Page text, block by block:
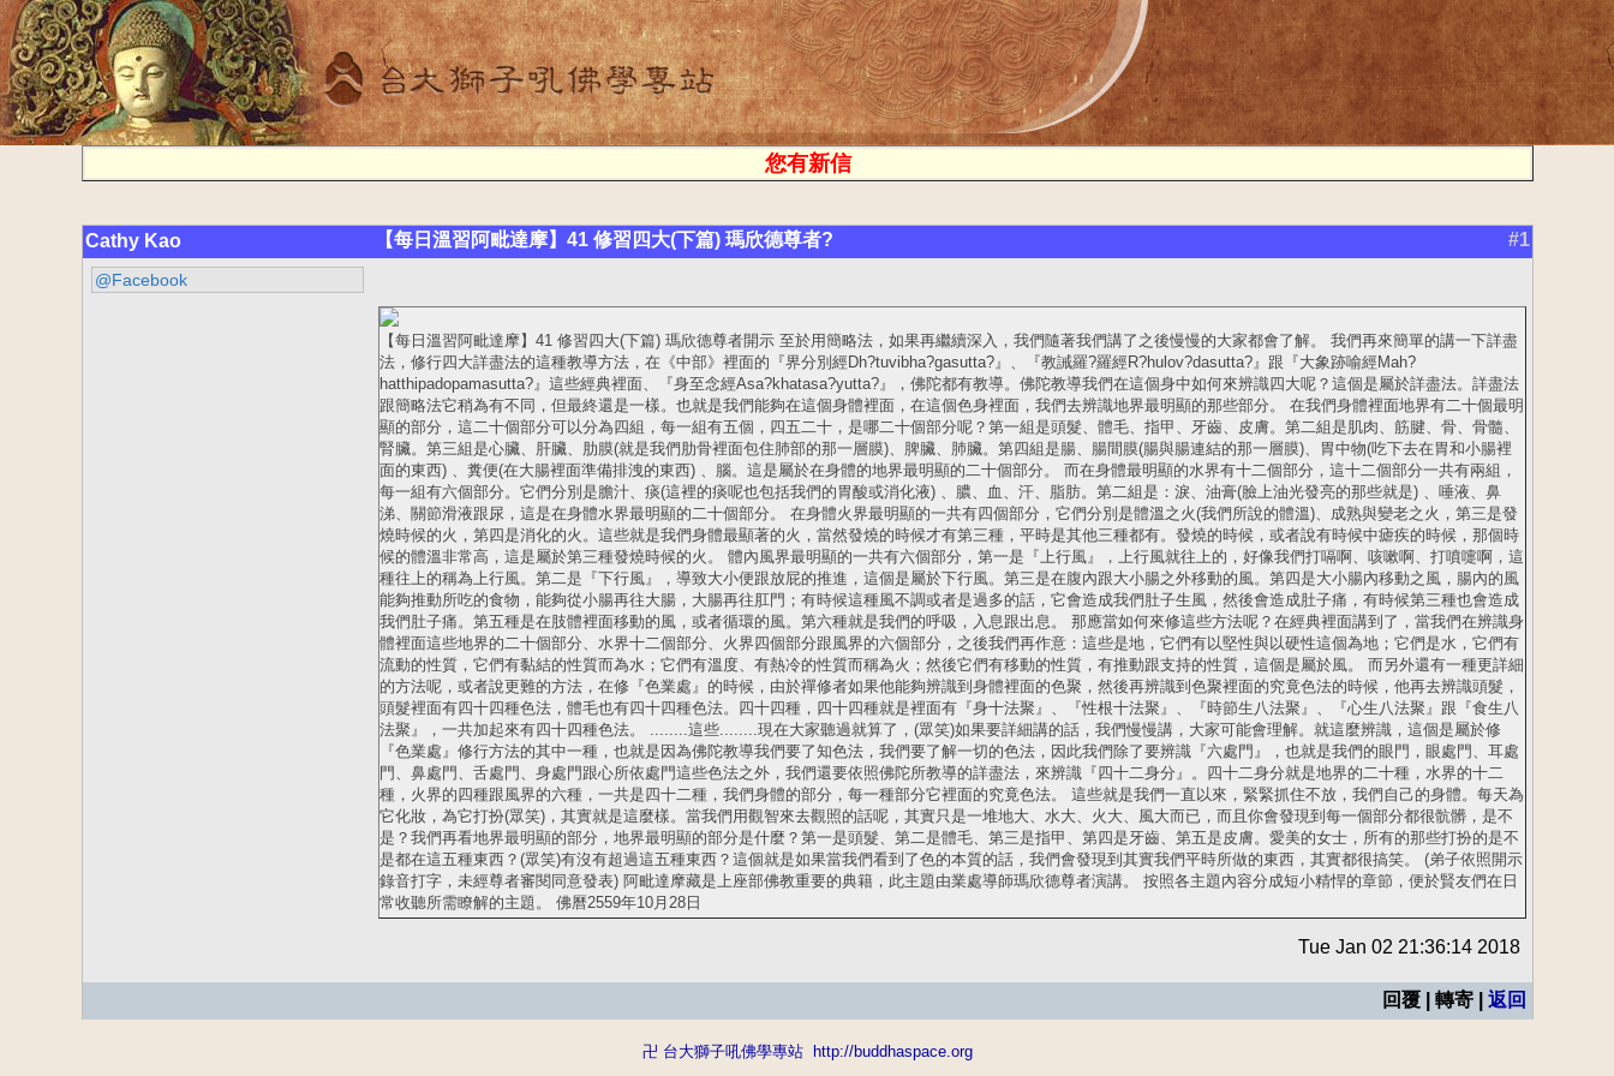
您有新信
Cathy Kao 【每日溫習阿毗達摩】41 修習四大(下篇) 瑪欣德尊者? #1
@Facebook
【每日溫習阿毗達摩】41 修習四大(下篇) 瑪欣德尊者開示 至於用簡略法，如果再繼續深入，我們隨著我們講了之後慢慢的大家都會了解。 我們再來簡單的講一下詳盡
法，修行四大詳盡法的這種教導方法，在《中部》裡面的『界分別經Dh?tuvibha?gasutta?』、『教誡羅?羅經R?hulov?dasutta?』跟『大象跡喻經Mah?
hatthipadopamasutta?』這些經典裡面、『身至念經Asa?khatasa?yutta?』，佛陀都有教導。佛陀教導我們在這個身中如何來辨識四大呢？這個是屬於詳盡法。詳盡法
跟簡略法它稍為有不同，但最終還是一樣。也就是我們能夠在這個身體裡面，在這個色身裡面，我們去辨識地界最明顯的那些部分。 在我們身體裡面地界有二十個最明
顯的部分，這二十個部分可以分為四組，每一組有五個，四五二十，是哪二十個部分呢？第一組是頭髮、體毛、指甲、牙齒、皮膚。第二組是肌肉、筋腱、骨、骨髓、
腎臟。第三組是心臟、肝臟、肋膜(就是我們肋骨裡面包住肺部的那一層膜)、脾臟、肺臟。第四組是腸、腸間膜(腸與腸連結的那一層膜)、胃中物(吃下去在胃和小腸裡
面的東西) 、糞便(在大腸裡面準備排洩的東西) 、腦。這是屬於在身體的地界最明顯的二十個部分。 而在身體最明顯的水界有十二個部分，這十二個部分一共有兩組，
每一組有六個部分。它們分別是膽汁、痰(這裡的痰呢也包括我們的胃酸或消化液) 、膿、血、汗、脂肪。第二組是：淚、油膏(臉上油光發亮的那些就是) 、唾液、鼻
涕、關節滑液跟尿，這是在身體水界最明顯的二十個部分。 在身體火界最明顯的一共有四個部分，它們分別是體溫之火(我們所說的體溫)、成熟與變老之火，第三是發
燒時候的火，第四是消化的火。這些就是我們身體最顯著的火，當然發燒的時候才有第三種，平時是其他三種都有。發燒的時候，或者說有時候中瘧疾的時候，那個時
候的體溫非常高，這是屬於第三種發燒時候的火。 體內風界最明顯的一共有六個部分，第一是『上行風』，上行風就往上的，好像我們打嗝啊、咳嗽啊、打噴嚏啊，這
種往上的稱為上行風。第二是『下行風』，導致大小便跟放屁的推進，這個是屬於下行風。第三是在腹內跟大小腸之外移動的風。第四是大小腸內移動之風，腸內的風
能夠推動所吃的食物，能夠從小腸再往大腸，大腸再往肛門；有時候這種風不調或者是過多的話，它會造成我們肚子生風，然後會造成肚子痛，有時候第三種也會造成
我們肚子痛。第五種是在肢體裡面移動的風，或者循環的風。第六種就是我們的呼吸，入息跟出息。 那應當如何來修這些方法呢？在經典裡面講到了，當我們在辨識身
體裡面這些地界的二十個部分、水界十二個部分、火界四個部分跟風界的六個部分，之後我們再作意：這些是地，它們有以堅性與以硬性這個為地；它們是水，它們有
流動的性質，它們有黏結的性質而為水；它們有溫度、有熱冷的性質而稱為火；然後它們有移動的性質，有推動跟支持的性質，這個是屬於風。 而另外還有一種更詳細
的方法呢，或者說更難的方法，在修『色業處』的時候，由於禪修者如果他能夠辨識到身體裡面的色聚，然後再辨識到色聚裡面的究竟色法的時候，他再去辨識頭髮，
頭髮裡面有四十四種色法，體毛也有四十四種色法。四十四種，四十四種就是裡面有『身十法聚』、『性根十法聚』、『時節生八法聚』、『心生八法聚』跟『食生八
法聚』，一共加起來有四十四種色法。 ........這些........現在大家聽過就算了，(眾笑)如果要詳細講的話，我們慢慢講，大家可能會理解。就這麼辨識，這個是屬於修
『色業處』修行方法的其中一種，也就是因為佛陀教導我們要了知色法，我們要了解一切的色法，因此我們除了要辨識『六處門』，也就是我們的眼門，眼處門、耳處
門、鼻處門、舌處門、身處門跟心所依處門這些色法之外，我們還要依照佛陀所教導的詳盡法，來辨識『四十二身分』。四十二身分就是地界的二十種，水界的十二
種，火界的四種跟風界的六種，一共是四十二種，我們身體的部分，每一種部分它裡面的究竟色法。 這些就是我們一直以來，緊緊抓住不放，我們自己的身體。每天為
它化妝，為它打扮(眾笑)，其實就是這麼樣。當我們用觀智來去觀照的話呢，其實只是一堆地大、水大、火大、風大而已，而且你會發現到每一個部分都很骯髒，是不
是？我們再看地界最明顯的部分，地界最明顯的部分是什麼？第一是頭髮、第二是體毛、第三是指甲、第四是牙齒、第五是皮膚。愛美的女士，所有的那些打扮的是不
是都在這五種東西？(眾笑)有沒有超過這五種東西？這個就是如果當我們看到了色的本質的話，我們會發現到其實我們平時所做的東西，其實都很搞笑。 (弟子依照開示
錄音打字，未經尊者審閱同意發表) 阿毗達摩藏是上座部佛教重要的典籍，此主題由業處導師瑪欣德尊者演講。 按照各主題內容分成短小精悍的章節，便於賢友們在日
常收聽所需瞭解的主題。 佛曆2559年10月28日
Tue Jan 02 21:36:14 2018
回覆 | 轉寄 | 返回
卍 台大獅子吼佛學專站 http://buddhaspace.org